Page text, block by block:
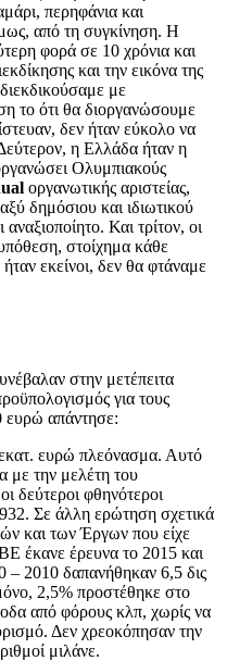
περηφάνια και
από τη συγκίνηση. Η
φορά σε 10 χρόνια και
και την εικόνα της
με
το ότι θα διοργανώσουμε
δεν ήταν εύκολο να
η Ελλάδα ήταν η
Ολυμπιακούς
οργανωτικής αριστείας,
δημόσιου και ιδιωτικού
Και τρίτον, οι
στοίχημα κάθε
εκείνοι, δεν θα φτάναμε
στην μετέπειτα
για τους
ευρώ απάντησε:
ευρώ πλεόνασμα. Αυτό
με την μελέτη του
δεύτεροι φθηνότεροι
Σε άλλη ερώτηση σχετικά
και των Έργων που είχε
έκανε έρευνα το 2015 και
– 2010 δαπανήθηκαν 6,5 δις
2,5% προστέθηκε στο
από φόρους κλπ, χωρίς να
Δεν χρεοκόπησαν την
μιλάνε.